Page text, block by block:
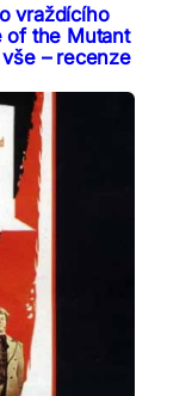
vraždícího
of the Mutant
– recenze